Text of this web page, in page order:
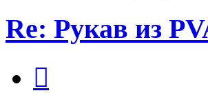
Re: Рукав из